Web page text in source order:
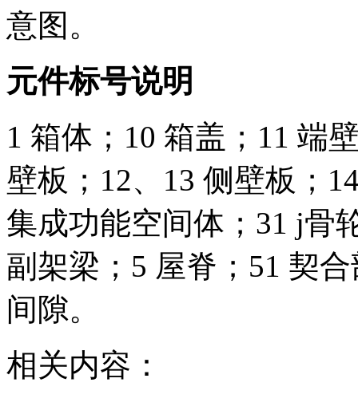
意图。
元件标号说明
1 箱体；10 箱盖；11 端
壁板；12、13 侧壁板；
集成功能空间体；31 j骨
副架梁；5 屋脊；51 契
间隙。
相关内容：